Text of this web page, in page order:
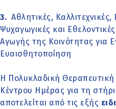
3. Αθλητικές, Καλλιτεχνικές,
Ψυχαγωγικές και
Αγωγής της Κοινότητας για
Ευαισθητοποίηση
H Πολυκλαδική
Κέντρου Ημέρας για τη
αποτελείται από τις εξής